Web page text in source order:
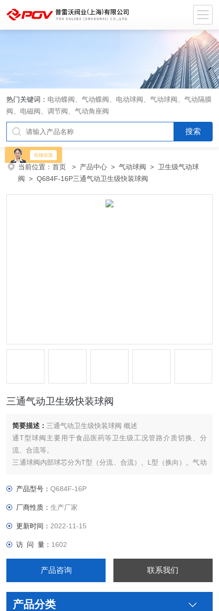
热门关键词： 电动蝶阀、气动蝶阀、电动球阀、气动球阀、气动隔膜
阀、电磁阀、调节阀、气动角座阀
当前位置：首页 > 产品中心 >气动球阀 > 卫生级气动球
阀 > Q684F-16P三通气动卫生级快装球阀
三通气动卫生级快装球阀
简要描述： 三通气动卫生级快装球阀 概述
通T型球阀主要用于食品医药等卫生级工况管路介质切换、分
流、合流等。
三通球阀内部球芯分为T型（分流、合流）、L型（换向）。气动
可配气动阀门的附件有换向电磁阀、限位开关、空气过滤减压
产品型号：Q684F-16P
厂商性质：生产厂家
更新时间： 2022-11-15
访 问 量： 1602
产品咨询 联系我们
产品分类